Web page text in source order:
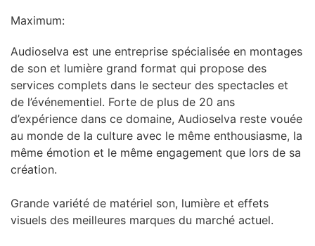
Maximum:
Audioselva est une entreprise spécialisée en montages
de son et lumière grand format qui propose des
services complets dans le secteur des spectacles et
de l’événementiel. Forte de plus de 20 ans
d’expérience dans ce domaine, Audioselva reste vouée
au monde de la culture avec le même enthousiasme, la
même émotion et le même engagement que lors de sa
création.
Grande variété de matériel son, lumière et effets
visuels des meilleures marques du marché actuel.